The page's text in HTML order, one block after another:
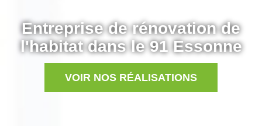
Entreprise de rénovation de
l'habitat dans le 91 Essonne
VOIR NOS RÉALISATIONS